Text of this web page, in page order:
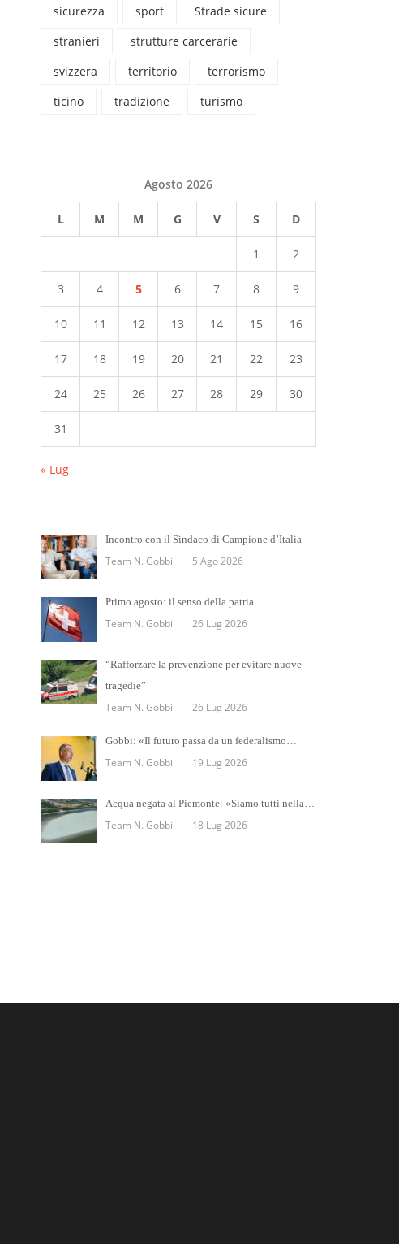
sicurezza
sport
Strade sicure
stranieri
strutture carcerarie
svizzera
territorio
terrorismo
ticino
tradizione turismo
Agosto 2026
L M M G V S D
1 2
3 4 5 6 7 8 9
10 11 12 13 14 15 16
17 18 19 20 21 22 23
24 25 26 27 28 29 30
31
« Lug
Incontro con il Sindaco di Campione d’Italia
Team N. Gobbi 5 Ago 2026
Primo agosto: il senso della patria
Team N. Gobbi 26 Lug 2026
“Rafforzare la prevenzione per evitare nuove
tragedie”
Team N. Gobbi 26 Lug 2026
Gobbi: «Il futuro passa da un federalismo…
Team N. Gobbi 19 Lug 2026
Acqua negata al Piemonte: «Siamo tutti nella…
Team N. Gobbi 18 Lug 2026